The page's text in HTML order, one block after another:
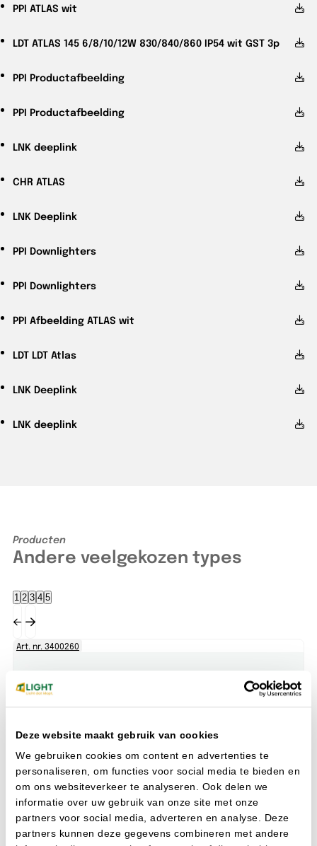
Deze website maakt gebruik van cookies
We gebruiken cookies om content en advertenties te
personaliseren, om functies voor social media te bieden en
om ons websiteverkeer te analyseren. Ook delen we
informatie over uw gebruik van onze site met onze
partners voor social media, adverteren en analyse. Deze
partners kunnen deze gegevens combineren met andere
PPI ATLAS wit
LDT ATLAS 145 6/8/10/12W 830/840/860 IP54 wit GST 3p
PPI Productafbeelding
PPI Productafbeelding
LNK deeplink
CHR ATLAS
LNK Deeplink
PPI Downlighters
PPI Downlighters
PPI Afbeelding ATLAS wit
LDT LDT Atlas
LNK Deeplink
LNK deeplink
Producten
Andere veelgekozen types
1 2 3 4 5
Art. nr. 3400260